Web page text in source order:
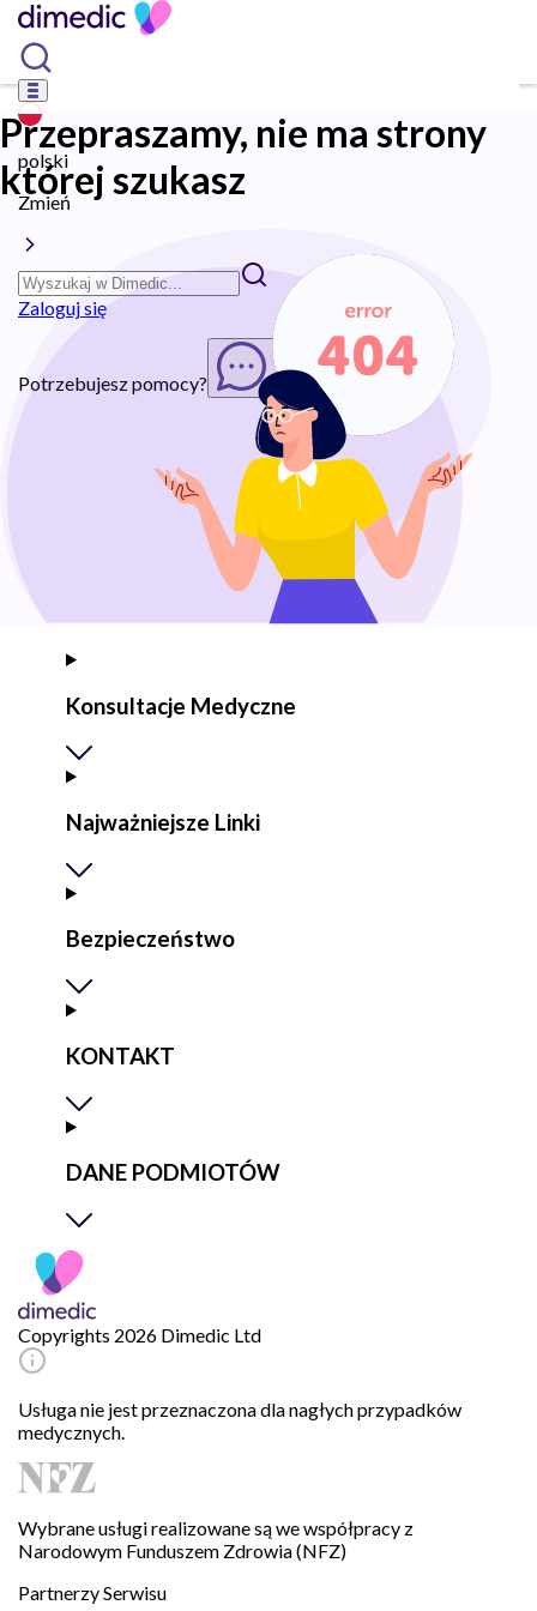
polski
Zmień
Zaloguj się
Potrzebujesz pomocy? Rozpocznij chat
Przepraszamy, nie ma strony
której szukasz
Konsultacje Medyczne
Najważniejsze Linki
Bezpieczeństwo
KONTAKT
DANE PODMIOTÓW
Copyrights 2026 Dimedic Ltd
Usługa nie jest przeznaczona dla nagłych przypadków
medycznych.
Wybrane usługi realizowane są we współpracy z
Narodowym Funduszem Zdrowia (NFZ)
Partnerzy Serwisu